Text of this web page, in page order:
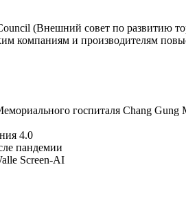
(Внешний совет по развитию
компаниям и производителям
госпиталя Chang Gung
4.0
пандемии
Screen-AI